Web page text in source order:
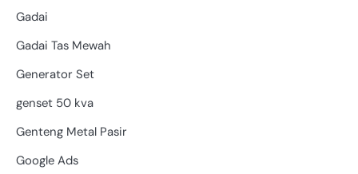
Gadai
Gadai Tas Mewah
Generator Set
genset 50 kva
Genteng Metal Pasir
Google Ads